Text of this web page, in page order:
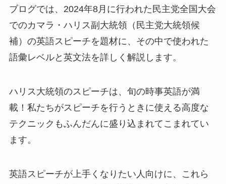
ブログでは、2024年8月に行われた民主党全国大会
でのカマラ・ハリス副大統領（民主党大統領候
補）の英語スピーチを題材に、その中で使われた
語彙レベルと英文法を詳しく解説します。
ハリス大統領のスピーチは、旬の時事英語が満
載！私たちがスピーチを行うときに使える高度な
テクニックもふんだんに盛り込まれてこまれてい
ます。
英語スピーチが上手くなりたい人向けに、これら